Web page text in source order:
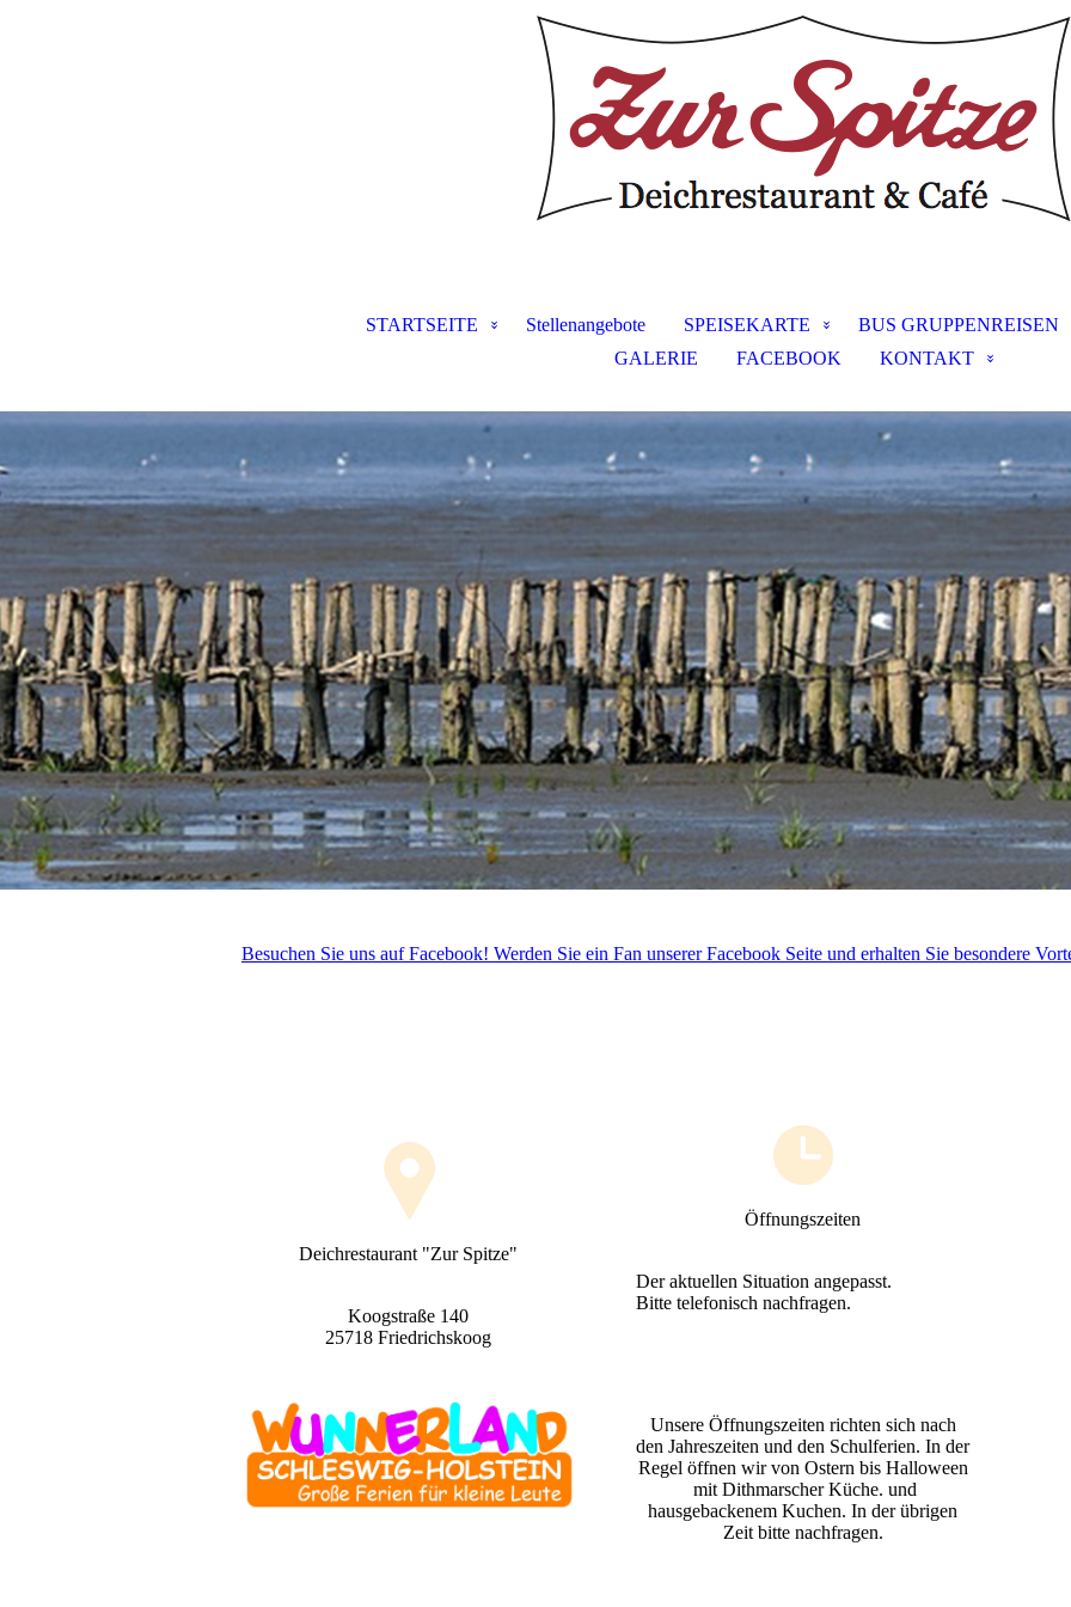
STARTSEITE Stellenangebote SPEISEKARTE
BUS GRUPPENREISEN
GALERIE
FACEBOOK KONTAKT
Besuchen Sie uns auf Facebook! Werden Sie ein Fan unserer Facebook Seite und erhalten Sie besondere
Deichrestaurant "Zur Spitze"
Koogstraße 140
25718 Friedrichskoog
Öffnungszeiten
Der aktuellen Situation angepasst.
Bitte telefonisch nachfragen.
Unsere Öffnungszeiten richten sich nach
den Jahreszeiten und den Schulferien. In der
Regel öffnen wir von Ostern bis Halloween
mit Dithmarscher Küche. und
hausgebackenem Kuchen. In der übrigen
Zeit bitte nachfragen.